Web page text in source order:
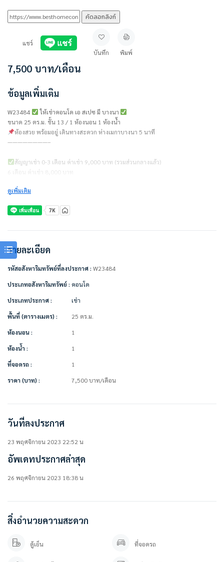
คัดลอกลิงก์
แชร์
บันทึก
พิมพ์
7,500 บาท/เดือน
ข้อมูลเพิ่มเติม
W23484
ให้เช่าคอนโด เอ สเปซ มี บางนา
ขนาด 25 ตร.ม. ชั้น 13 / 1 ห้องนอน 1 ห้องน้ำ
ห้องสวย พร้อมอยู่ เดินทางสะดวก ห่างเมกาบางนา 5 นาที
————————–
สัญญาเช่า 0-3 เดือน ค่าเช่า 9,000 บาท (รวมส่วนกลางแล้ว)
6 เดือน ค่าเช่า 8,000 บาท
– ค่าเช่าเดือนแรก 1 เดือน
– ค่าประกัน 2 เดือน
เครื่องใช้ไฟฟ้า/ตกแต่งเฟอร์นิเจอร์พร้อมอยู่
• แอร์
• ตู้เย็น
• ไมโครเวฟ
• เครื่องซักผ้า
• เครื่องทำน้ำอุ่น
• เตียง + ที่นอน
• ตู้เสื้อผ้า
• ผ้าม่าน
• เคาน์เตอร์ครัว + ที่ดูดควัน
• สระว่ายน้ำ
• ระบบรักษาความปลอดภัยตลอด 24 ชม.
• ที่จอดรถ
————————–
สนใจติดต่อสอบถาม / นัดดู เข้ามาได้เลยค่ะ
คุณปลา 0 6 1- 0 1 9 6 3 7 6
คุณภัทร 0 9 3 – 5 4 6 2 9 7 9
ลิ้งค์แอดไลน์ : https://lin.ee/YfpvBtC
ดูเพิ่มเติม
รายละเอียด
รหัสอสังหาริมทรัพย์ที่ลงประกาศ : W23484
ประเภทอสังหาริมทรัพย์ : คอนโด
ประเภทประกาศ :
เช่า
พื้นที่ (ตารางเมตร) :
25 ตร.ม.
ห้องนอน :
1
ห้องน้ำ :
1
ที่จอดรถ :
1
ราคา (บาท) :
7,500บาท/เดือน
วันที่ลงประกาศ
23 พฤศจิกายน 2023 22:52 น
อัพเดทประกาศล่าสุด
26 พฤศจิกายน 2023 18:38 น
สิ่งอำนวยความสะดวก
ตู้เย็น ที่จอดรถ